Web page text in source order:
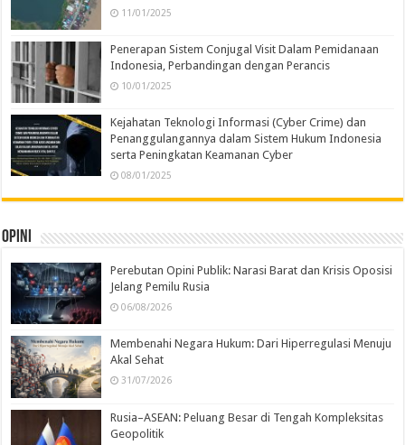
11/01/2025
Penerapan Sistem Conjugal Visit Dalam Pemidanaan
Indonesia, Perbandingan dengan Perancis
10/01/2025
Kejahatan Teknologi Informasi (Cyber Crime) dan
Penanggulangannya dalam Sistem Hukum Indonesia
serta Peningkatan Keamanan Cyber
08/01/2025
Opini
Perebutan Opini Publik: Narasi Barat dan Krisis Oposisi
Jelang Pemilu Rusia
06/08/2026
Membenahi Negara Hukum: Dari Hiperregulasi Menuju
Akal Sehat
31/07/2026
Rusia–ASEAN: Peluang Besar di Tengah Kompleksitas
Geopolitik